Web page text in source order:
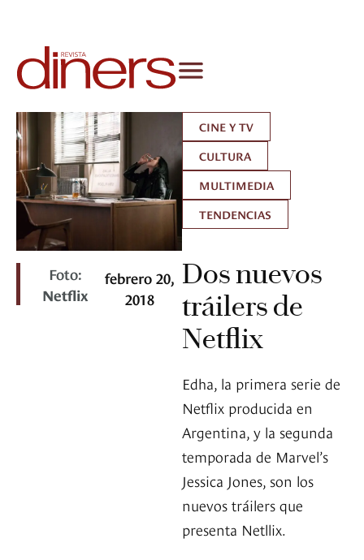
Foto:
Netflix
febrero 20,
2018
CINE Y TV
CULTURA
MULTIMEDIA
TENDENCIAS
Dos nuevos
tráilers de
Netflix
Edha, la primera serie de
Netflix producida en
Argentina, y la segunda
temporada de Marvel’s
Jessica Jones, son los
nuevos tráilers que
presenta Netllix.